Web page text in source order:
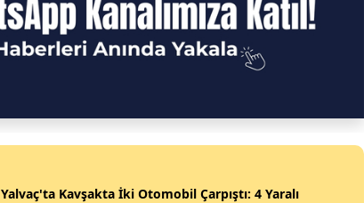
Yalvaç'ta Kavşakta İki Otomobil Çarpıştı: 4 Yaralı